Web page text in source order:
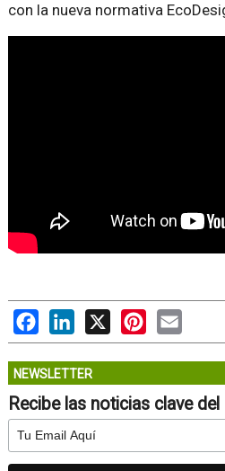
con la nueva normativa
FacebookLinkedIn
X PinterestEmail
NEWSLETTER
Recibe las noticias clave